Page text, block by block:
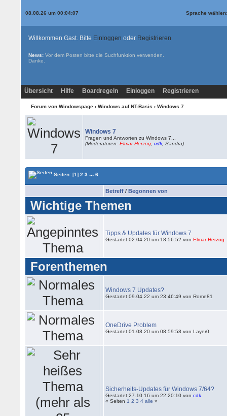
08.08.26 um 00:04:07 Sprache
Willkommen Gast. Bitte Einloggen oder Registrieren
News: Vor dem Posten bitte die Suchfunktion verwenden.
Danke.
Übersicht Hilfe Boardregeln Einloggen Registrieren
Forum von Windowspage› Windows auf NT-Basis › Windows 7
Windows 7
Fragen und Antworten zu Windows 7...
(Moderatoren:Elmar Herzog ,cdk , Sandra)
Seiten:[1] 2 3 ... 6
Betreff /Begonnen von
Wichtige Themen
Tipps & Updates für Windows 7
Gestartet 02.04.20 um 18:56:52 vonElmar Herzog
Forenthemen
Windows 7 Updates?
Gestartet 09.04.22 um 23:46:49 von Rome81
OneDrive Problem
Gestartet 01.08.20 um 08:59:58 von Layer0
Sicherheits-Updates für Windows 7/64?
Gestartet 27.10.16 um 22:20:10 voncdk
« Seiten 1 2 3 4 alle »